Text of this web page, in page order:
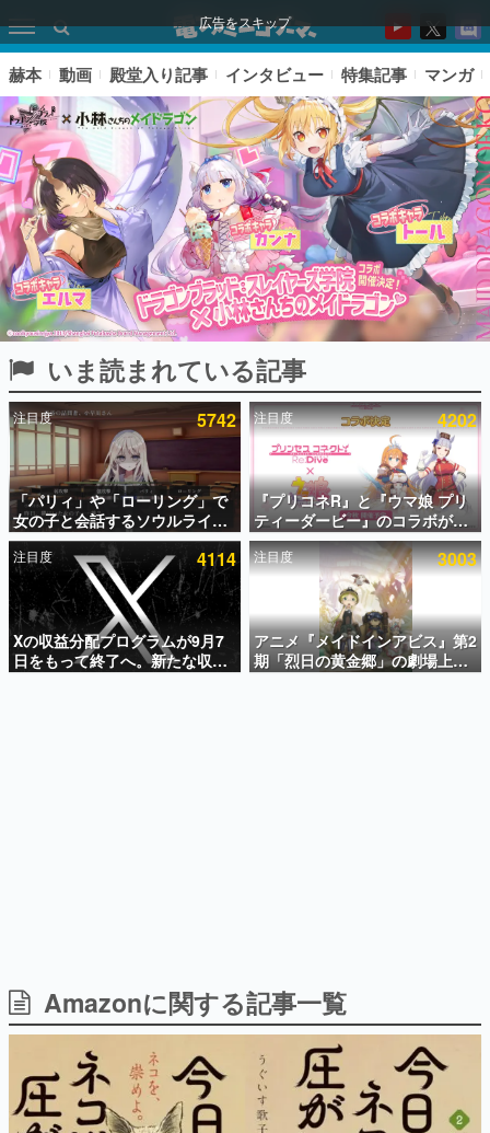
広告をスキップ
ピックアップ
電ファミのいま読まれている記事ランキング
アプリセール情報
インタビュー
連載・特集一覧
殿堂入り記事
SNS拡散数が数千以上！ ページビュー数万以上！ などな
ど。多くの人々に読まれた、電ファミ渾身の“殿堂入り”記
事をまとめました。
日本のコンテンツ産業やカルチャーに与えた影響を探る企
画です。
日本モバイルゲーム産業史
日本のモバイルゲーム史における主要なトピック・タイト
ルを網羅するほか、開発者へのインタビューや識者による
解説を掲載。約20年の歴史が一望できる決定版！
赫本 動画 殿堂入り記事 インタビュー 特集記事 マンガ
いま読まれている記事
注目度 5742
「パリィ」や「ローリング」で
女の子と会話するソウルライク
恋愛ゲーム『小早川さんはソウ
ルライク』無料公開。返事に失
敗すると「YOU DIED」
注目度 4202
『プリコネR』と『ウマ娘 プリ
ティーダービー』のコラボが決
定！“最大170連無料”の8.5周年
キャンペーンなども発表
注目度 4114
Xの収益分配プログラムが9月7
日をもって終了へ。新たな収益
化制度「Original Content
注目度 3003
アニメ『メイドインアビス』第2
期「烈日の黄金郷」の劇場上映
が決定！レグ役・伊瀬茉莉也さ
Amazonに関する記事一覧